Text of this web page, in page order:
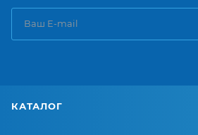
КАТАЛОГ